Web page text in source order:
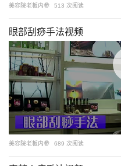
美容院老板内参 513 次阅读
眼部刮痧手法视频
美容院老板内参 689 次阅读